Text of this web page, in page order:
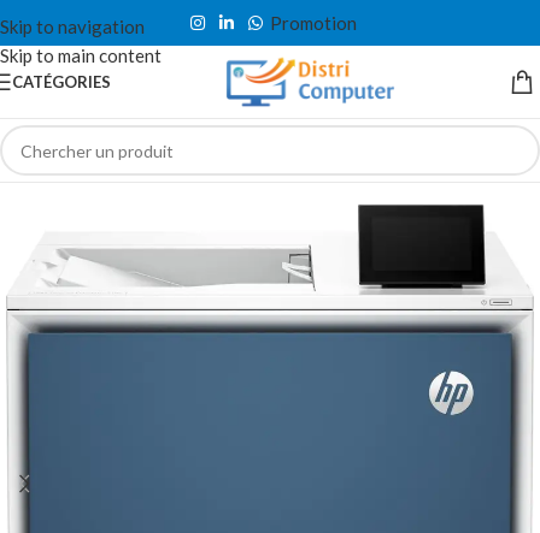
Skip to navigation
Skip to main content
Promotion
CATÉGORIES